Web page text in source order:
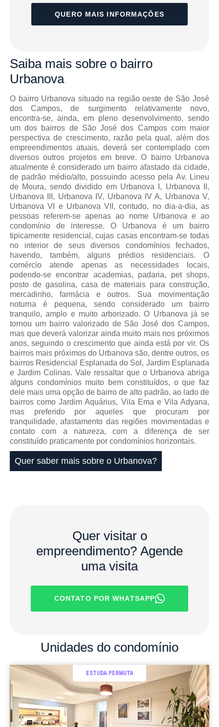
QUERO MAIS INFORMAÇÕES
Saiba mais sobre o bairro
Urbanova
O bairro Urbanova situado na região oeste de São José
dos Campos, de surgimento relativamente novo,
encontra-se, ainda, em pleno desenvolvimento, sendo
um dos bairros de São José dos Campos com maior
perspectiva de crescimento, razão pela qual, além dos
empreendimentos atuais, deverá ser contemplado com
diversos outros projetos em breve. O bairro Urbanova
atualmente é considerado um bairro afastado da cidade,
de padrão médio/alto, possuindo acesso pela Av. Lineu
de Moura, sendo dividido em Urbanova I, Urbanova II,
Urbanova III, Urbanova IV, Urbanova IV A, Urbanova V,
Urbanova VI e Urbanova VII, contudo, no dia-a-dia, as
pessoas referem-se apenas ao nome Urbanova e ao
condomínio de interesse. O Urbanova é um bairro
tipicamente residencial, cujas casas encontram-se todas
no interior de seus diversos condomínios fechados,
havendo, também, alguns prédios residenciais. O
comércio atende apenas as necessidades locais,
podendo-se encontrar academias, padaria, pet shops,
posto de gasolina, casa de materiais para construção,
mercadinho, farmácia e outros. Sua movimentação
noturna é pequena, sendo considerado um bairro
tranquilo, amplo e muito arborizado. O Urbanova já se
tornou um bairro valorizado de São José dos Campos,
mas que deverá valorizar ainda muito mais nos próximos
anos, seguindo o crescimento que ainda está por vir. Os
bairros mais próximos do Urbanova são, dentre outros, os
bairros Residencial Esplanada do Sol, Jardim Esplanada
e Jardim Colinas. Vale ressaltar que o Urbanova abriga
alguns condomínios muito bem constituídos, o que faz
dele mais uma opção de bairro de alto padrão, ao lado de
bairros como Jardim Aquárius, Vila Ema e Vila Adyana,
mas preferido por aqueles que procuram por
tranquilidade, afastamento das regiões movimentadas e
contato com a natureza, com a diferença de ser
constituído praticamente por condomínios horizontais.
Quer saber mais sobre o Urbanova?
Quer visitar o
empreendimento? Agende
uma visita
CONTATO POR WHATSAPP
Unidades do condomínio
ESTUDA PERMUTA